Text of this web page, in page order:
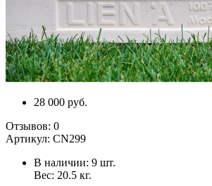
28 000 руб.
Отзывов: 0
Артикул: CN299
В наличии: 9 шт.
Вес: 20.5 кг.